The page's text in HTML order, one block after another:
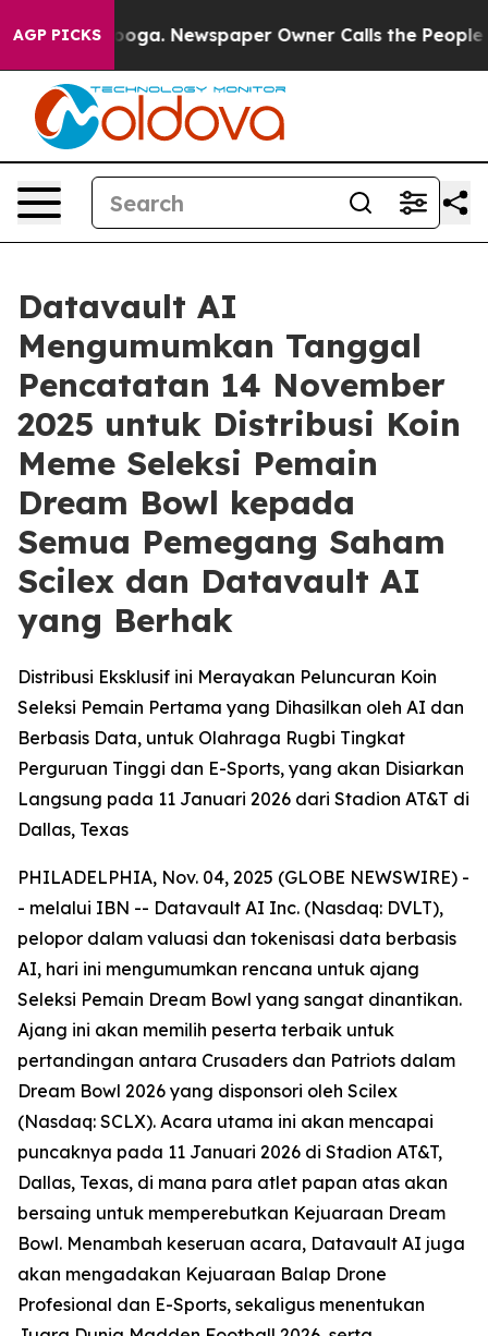
AGP PICKSNewspaper Owner Calls the People
Datavault AI
Mengumumkan Tanggal
Pencatatan 14 November
2025 untuk Distribusi Koin
Meme Seleksi Pemain
Dream Bowl kepada
Semua Pemegang Saham
Scilex dan Datavault AI
yang Berhak
Distribusi Eksklusif ini Merayakan Peluncuran Koin
Seleksi Pemain Pertama yang Dihasilkan oleh AI dan
Berbasis Data, untuk Olahraga Rugbi Tingkat
Perguruan Tinggi dan E-Sports, yang akan Disiarkan
Langsung pada 11 Januari 2026 dari Stadion AT&T di
Dallas, Texas
PHILADELPHIA, Nov. 04, 2025 (GLOBE NEWSWIRE) -
- melalui IBN -- Datavault AI Inc. (Nasdaq: DVLT),
pelopor dalam valuasi dan tokenisasi data berbasis
AI, hari ini mengumumkan rencana untuk ajang
Seleksi Pemain Dream Bowl yang sangat dinantikan.
Ajang ini akan memilih peserta terbaik untuk
pertandingan antara Crusaders dan Patriots dalam
Dream Bowl 2026 yang disponsori oleh Scilex
(Nasdaq: SCLX). Acara utama ini akan mencapai
puncaknya pada 11 Januari 2026 di Stadion AT&T,
Dallas, Texas, di mana para atlet papan atas akan
bersaing untuk memperebutkan Kejuaraan Dream
Bowl. Menambah keseruan acara, Datavault AI juga
akan mengadakan Kejuaraan Balap Drone
Profesional dan E-Sports, sekaligus menentukan